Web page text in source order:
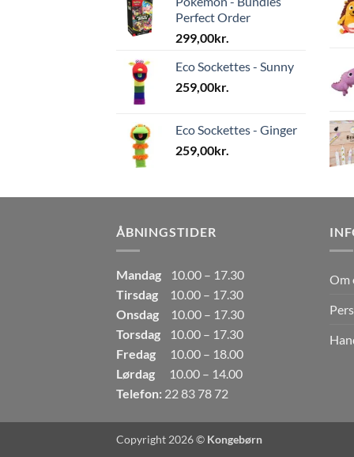
Perfect Order
299,00kr.
Eco Sockettes - Sunny
259,00kr.
Eco Sockettes - Ginger
259,00kr.
ÅBNINGSTIDER
Mandag
10.00 – 17.30
Tirsdag
10.00 – 17.30
Onsdag
10.00 – 17.30
Torsdag
10.00 – 17.30
Fredag
10.00 – 18.00
Lørdag
10.00 – 14.00
Telefon: 22 83 78 72
Om
Copyright 2026 © Kongebørn